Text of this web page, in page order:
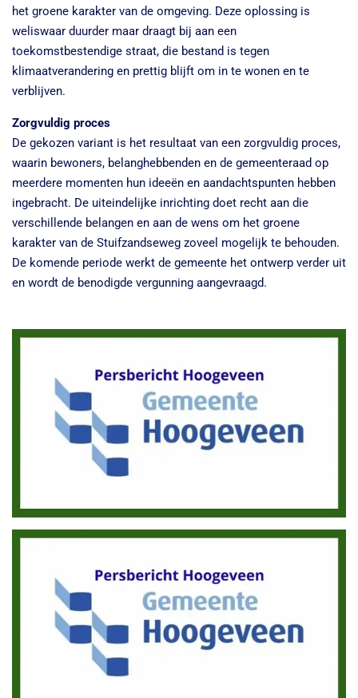
het groene karakter van de omgeving. Deze oplossing is
weliswaar duurder maar draagt bij aan een
toekomstbestendige straat, die bestand is tegen
klimaatverandering en prettig blijft om in te wonen en te
verblijven.
Zorgvuldig proces
De gekozen variant is het resultaat van een zorgvuldig proces,
waarin bewoners, belanghebbenden en de gemeenteraad op
meerdere momenten hun ideeën en aandachtspunten hebben
ingebracht. De uiteindelijke inrichting doet recht aan die
verschillende belangen en aan de wens om het groene
karakter van de Stuifzandseweg zoveel mogelijk te behouden.
De komende periode werkt de gemeente het ontwerp verder uit
en wordt de benodigde vergunning aangevraagd.